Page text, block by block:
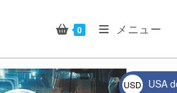
0 メニュー
USD
USA